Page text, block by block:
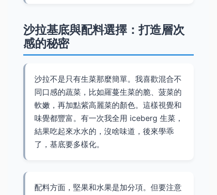
沙拉基底與配料選擇：打造層次
感的秘密
沙拉不是只有生菜那麼簡單。我喜歡混合不
同口感的蔬菜，比如羅蔓生菜的脆、菠菜的
軟嫩，再加點紫高麗菜的顏色。這樣視覺和
味覺都豐富。有一次我全用 iceberg 生菜，
結果吃起來水水的，沒啥味道，後來學乖
了，基底要多樣化。
配料方面，堅果和水果是加分項。但要注意